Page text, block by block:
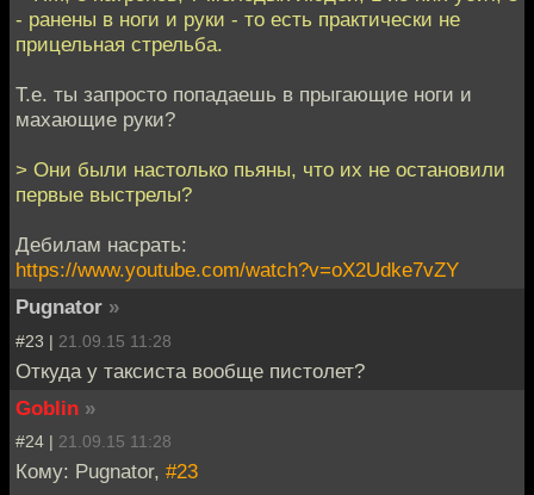
- ранены в ноги и руки - то есть практически не
прицельная стрельба.
Т.е. ты запросто попадаешь в прыгающие ноги и
махающие руки?
> Они были настолько пьяны, что их не остановили
первые выстрелы?
Дебилам насрать:
https://www.youtube.com/watch?v=oX2Udke7vZY
Pugnator »
#23 | 21.09.15 11:28
Откуда у таксиста вообще пистолет?
Goblin »
#24 | 21.09.15 11:28
Кому: Pugnator, #23